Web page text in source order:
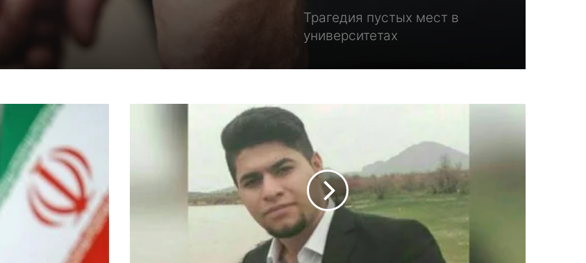
Трагедия пустых мест в
университетах
Еще двум азербайджанским
детям не выдали
удостоверение личности
В Хамадане задержан